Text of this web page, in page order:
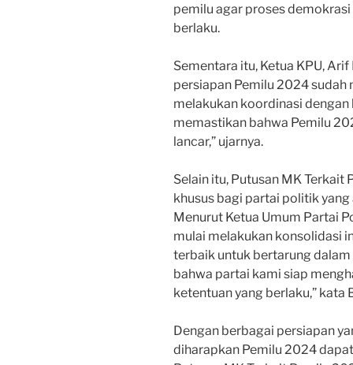
pemilu agar proses
berlaku.
Sementara itu, Ketua KPU,
persiapan Pemilu 2024 sudah
melakukan koordinasi
memastikan bahwa Pemilu
lancar,” ujarnya.
Selain itu, Putusan MK
khusus bagi partai politik
Menurut Ketua Umum Partai
mulai melakukan konsolidasi
terbaik untuk bertarung
bahwa partai kami siap
ketentuan yang berlaku,” kata
Dengan berbagai persiapan
diharapkan Pemilu 2024